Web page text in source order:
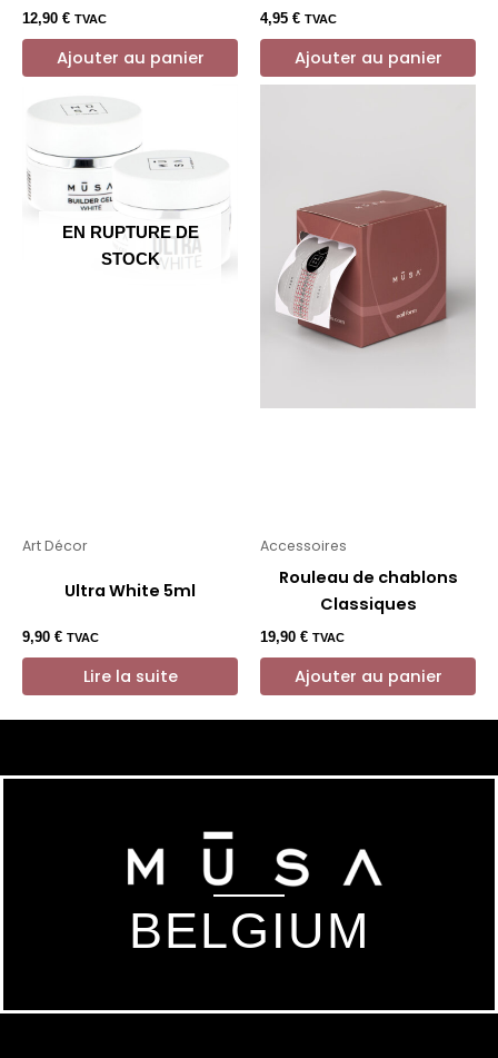
12,90 € TVAC
Ajouter au panier
4,95 € TVAC
Ajouter au panier
EN RUPTURE DE
STOCK
Art Décor
Ultra White 5ml
9,90 € TVAC
Lire la suite
Accessoires
Rouleau de chablons
Classiques
19,90 € TVAC
Ajouter au panier
BELGIUM